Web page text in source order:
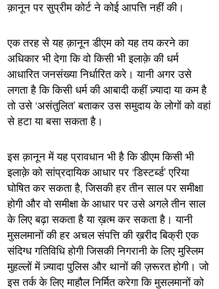
क़ानून पर सुप्रीम कोर्ट ने कोई आपत्ति नहीं की।
एक तरह से यह क़ानून डीएम को यह तय करने का
अधिकार भी देगा कि वो किसी भी इलाक़े की धर्म
आधारित जनसंख्या निर्धारित करे। यानी अगर उसे
लगता है कि किसी धर्म की आबादी कहीं ज़्यादा या कम है
तो उसे ‘असंतुलित’ बताकर उस समुदाय के लोगों को वहां
से हटा या बसा सकता है।
इस क़ानून में यह प्रावधान भी है कि डीएम किसी भी
इलाक़े को सांप्रदायिक आधार पर ‘डिस्टर्ब्ड’ एरिया
घोषित कर सकता है, जिसकी हर तीन साल पर समीक्षा
होगी और वो समीक्षा के आधार पर उसे अगले तीन साल
के लिए बढ़ा सकता है या ख़त्म कर सकता है। यानी
मुसलमानों की हर अचल संपत्ति की ख़रीद बिक्री एक
संदिग्ध गतिविधि होगी जिसकी निगरानी के लिए मुस्लिम
मुहल्लों में ज़्यादा पुलिस और थानों की ज़रूरत होगी। जो
इस तर्क के लिए माहौल निर्मित करेगा कि मुसलमानों को